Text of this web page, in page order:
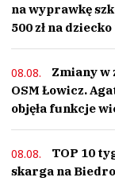
na wyprawkę
500 zł na
08.08.
Zmiany w
OSM Łowicz.
objęła funkcje
08.08.
TOP 10
skarga na